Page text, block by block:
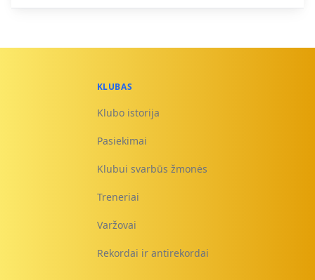
KLUBAS
Klubo istorija
Pasiekimai
Klubui svarbūs žmonės
Treneriai
Varžovai
Rekordai ir antirekordai